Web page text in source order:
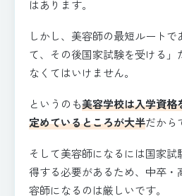
はあります。
しかし、美容師の最短ルートで
て、その後国家試験を受ける」
なくてはいけません。
というのも美容学校は入学資格
定めているところが大半だから
そして美容師になるには国家
得する必要があるため、中卒・
容師になるのは厳しいです。